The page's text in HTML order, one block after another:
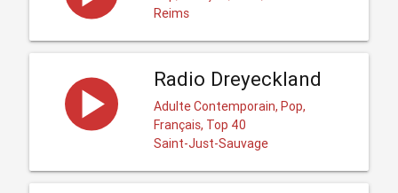
Reims
Radio Dreyeckland
Adulte Contemporain, Pop,
Français, Top 40
Saint-Just-Sauvage